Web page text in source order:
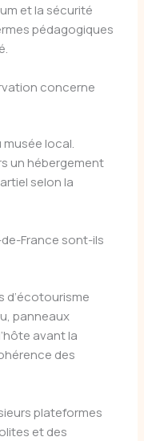
et la sécurité
pédagogiques
concerne
musée local.
un hébergement
selon la
France sont-ils
d’écotourisme
panneaux
avant la
des
plateformes
et des